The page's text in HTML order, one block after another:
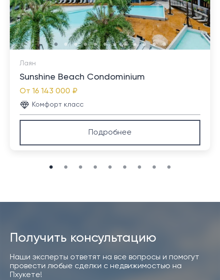
предприятий малого бизнеса.
Лаян
Sunshine Beach Condominium
От 16 143 000 ₽
Комфорт класс
Подробнее
Получить консультацию
Наши эксперты ответят на все вопросы и помогут
провести любые сделки с недвижимостью на
Пхукете!